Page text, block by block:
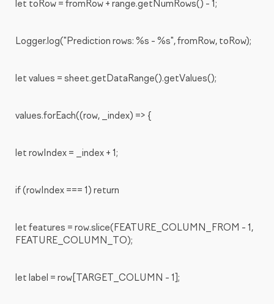
let toRow = fromRow + range.getNumRows() - 1;
Logger.log("Prediction rows: %s - %s", fromRow, toRow);
let values = sheet.getDataRange().getValues();
values.forEach((row, _index) => {
let rowIndex = _index + 1;
if (rowIndex === 1) return
let features = row.slice(FEATURE_COLUMN_FROM - 1,
FEATURE_COLUMN_TO);
let label = row[TARGET_COLUMN - 1];